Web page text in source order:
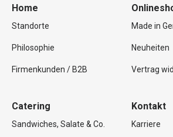
Home
Standorte
Philosophie
Firmenkunden / B2B
Made in
Neuheiten
Vertrag
Catering
Sandwiches, Salate & Co.
Kontakt
Karriere